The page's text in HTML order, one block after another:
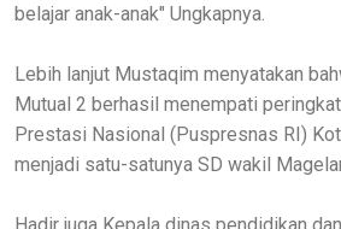
belajar anak-anak" Ungkapnya.
Lebih lanjut Mustaqim menyatakan
Mutual 2 berhasil menempati
Prestasi Nasional (Puspresnas RI)
menjadi satu-satunya SD wakil